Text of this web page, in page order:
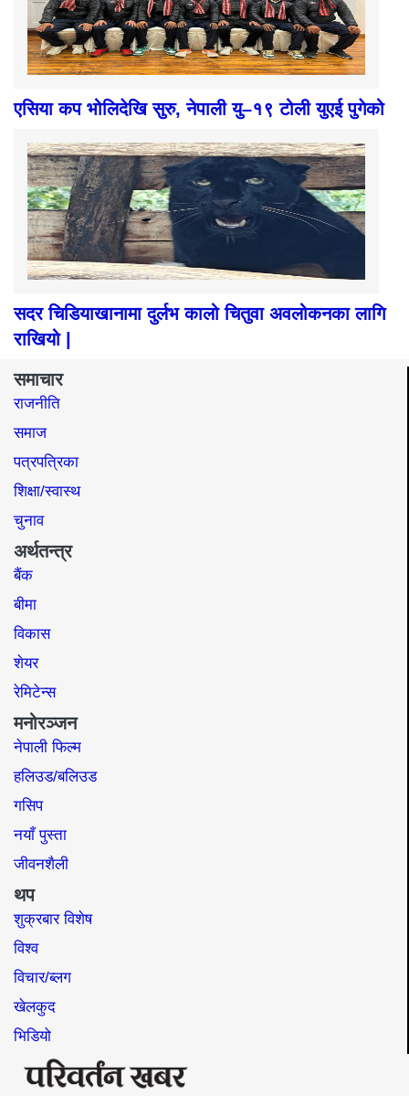
एसिया कप भोलिदेखि सुरु, नेपाली यु–१९ टोली युएई पुगेको
सदर चिडियाखानामा दुर्लभ कालो चितुवा अवलोकनका लागि
राखियो |
समाचार
राजनीति
समाज​
पत्रपत्रिका
शिक्षा/स्वास्थ
चुनाव
अर्थतन्त्र
बैंक
बीमा
विकास
शेयर
रेमिटेन्स
मनोरञ्जन
नेपाली फिल्म
हलिउड/बलिउड
गसिप
नयाँ पुस्ता
जीवनशैली
थप
शुक्रबार विशेष
विश्व
विचार/ब्लग
खेलकुद
भिडियो